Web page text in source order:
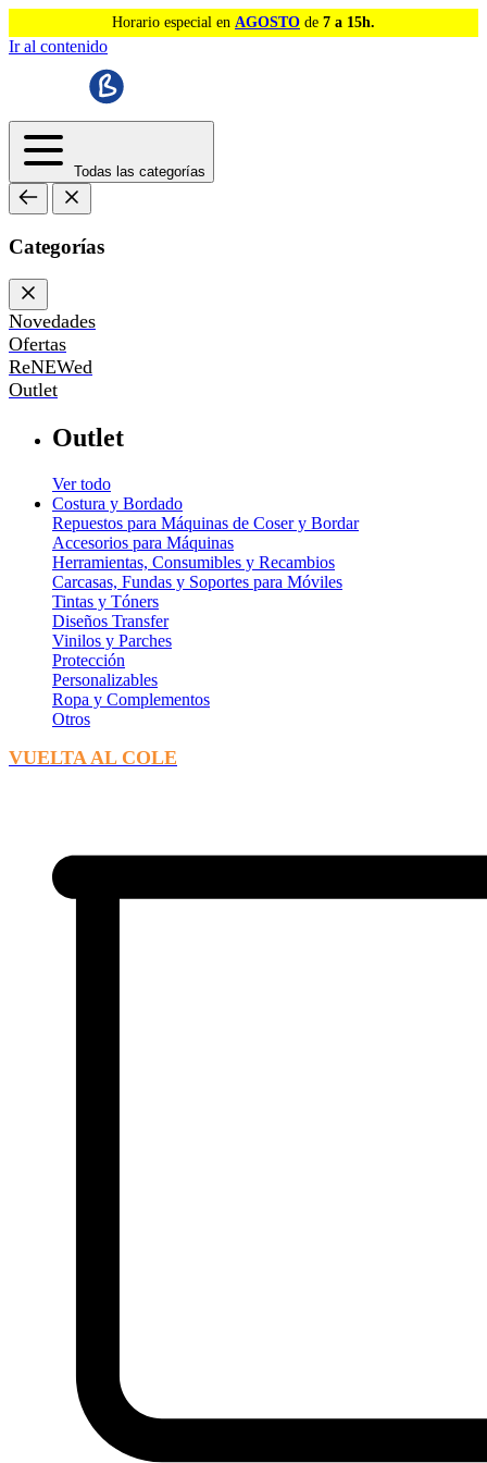
Horario especial en AGOSTO de 7 a 15h.
Ir al contenido
Todas las categorías
Categorías
Novedades
Ofertas
ReNEWed
Outlet
Outlet
Ver todo
Costura y Bordado
Repuestos para Máquinas de Coser y Bordar
Accesorios para Máquinas
Herramientas, Consumibles y Recambios
Carcasas, Fundas y Soportes para Móviles
Tintas y Tóners
Diseños Transfer
Vinilos y Parches
Protección
Personalizables
Ropa y Complementos
Otros
VUELTA AL COLE